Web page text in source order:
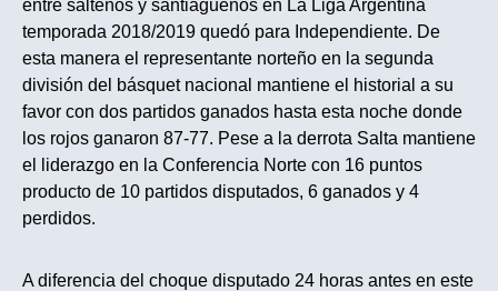
entre salteños y santiagueños en La Liga Argentina
temporada 2018/2019 quedó para Independiente. De
esta manera el representante norteño en la segunda
división del básquet nacional mantiene el historial a su
favor con dos partidos ganados hasta esta noche donde
los rojos ganaron 87-77. Pese a la derrota Salta mantiene
el liderazgo en la Conferencia Norte con 16 puntos
producto de 10 partidos disputados, 6 ganados y 4
perdidos.
A diferencia del choque disputado 24 horas antes en este